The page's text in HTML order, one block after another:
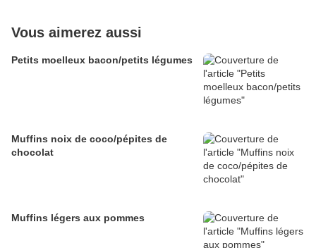
Vous aimerez aussi
Petits moelleux bacon/petits légumes
Muffins noix de coco/pépites de
chocolat
Muffins légers aux pommes